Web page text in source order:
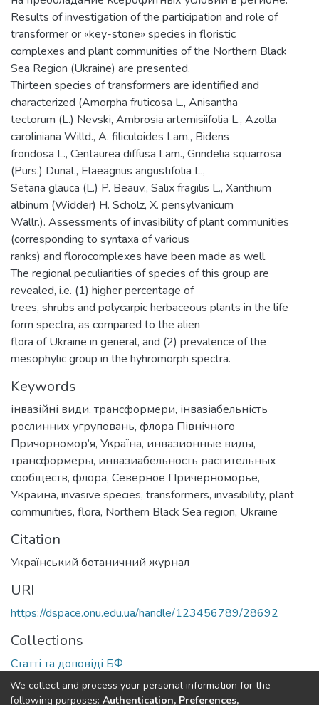
Results of investigation of the participation and role of
transformer or «key-stone» species in floristic
complexes and plant communities of the Northern Black
Sea Region (Ukraine) are presented.
Thirteen species of transformers are identified and
characterized (Amorpha fruticosa L., Anisantha
tectorum (L.) Nevski, Ambrosia artemisiifolia L., Azolla
caroliniana Willd., A. filiculoides Lam., Bidens
frondosa L., Centaurea diffusa Lam., Grindelia squarrosa
(Purs.) Dunal., Elaeagnus angustifolia L.,
Setaria glauca (L.) P. Beauv., Salix fragilis L., Xanthium
albinum (Widder) H. Scholz, X. pensylvanicum
Wallr.). Assessments of invasibility of plant communities
(corresponding to syntaxa of various
ranks) and florocomplexes have been made as well.
The regional peculiarities of species of this group are
revealed, i.e. (1) higher percentage of
trees, shrubs and polycarpic herbaceous plants in the life
form spectra, as compared to the alien
flora of Ukraine in general, and (2) prevalence of the
mesophylic group in the hyhromorph spectra.
Keywords
інвазійні види, трансформери, інвазіабельність
рослинних угруповань, флора Північного
Причорномор’я, Україна, инвазионные виды,
трансформеры, инвазиабельность растительных
сообществ, флора, Северное Причерноморье,
Украина, invasive species, transformers, invasibility, plant
communities, flora, Northern Black Sea region, Ukraine
Citation
Український ботаничний журнал
URI
https://dspace.onu.edu.ua/handle/123456789/28692
Collections
Статті та доповіді БФ
Full item page
We collect and process your personal information for the
following purposes: Authentication, Preferences,